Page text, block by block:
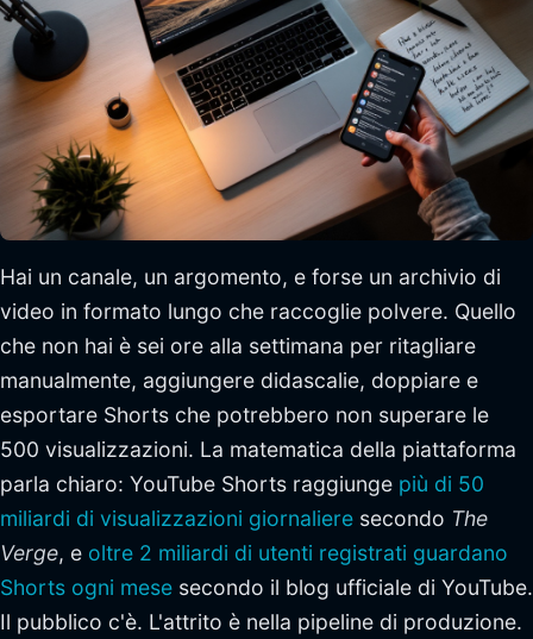
Hai un canale, un argomento, e forse un archivio di
video in formato lungo che raccoglie polvere. Quello
che non hai è sei ore alla settimana per ritagliare
manualmente, aggiungere didascalie, doppiare e
esportare Shorts che potrebbero non superare le
500 visualizzazioni. La matematica della piattaforma
parla chiaro: YouTube Shorts raggiunge più di 50
miliardi di visualizzazioni giornaliere secondo The
Verge, e oltre 2 miliardi di utenti registrati guardano
Shorts ogni mese secondo il blog ufficiale di YouTube.
Il pubblico c'è. L'attrito è nella pipeline di produzione.